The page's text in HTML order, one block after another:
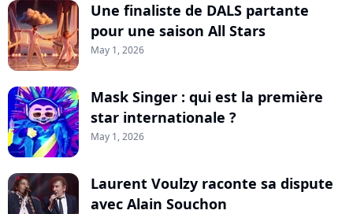
Une finaliste de DALS partante
pour une saison All Stars
May 1, 2026
Mask Singer : qui est la première
star internationale ?
May 1, 2026
Laurent Voulzy raconte sa dispute
avec Alain Souchon